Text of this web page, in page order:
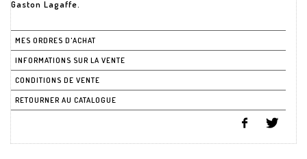
Gaston Lagaffe.
MES ORDRES D'ACHAT
INFORMATIONS SUR LA VENTE
CONDITIONS DE VENTE
RETOURNER AU CATALOGUE